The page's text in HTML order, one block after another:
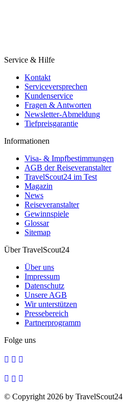
Service & Hilfe
Kontakt
Serviceversprechen
Kundenservice
Fragen & Antworten
Newsletter-Abmeldung
Tiefpreisgarantie
Informationen
Visa- & Impfbestimmungen
AGB der Reiseveranstalter
TravelScout24 im Test
Magazin
News
Reiseveranstalter
Gewinnspiele
Glossar
Sitemap
Über TravelScout24
Über uns
Impressum
Datenschutz
Unsere AGB
Wir unterstützen
Pressebereich
Partnerprogramm
Folge uns
© Copyright 2026 by TravelScout24